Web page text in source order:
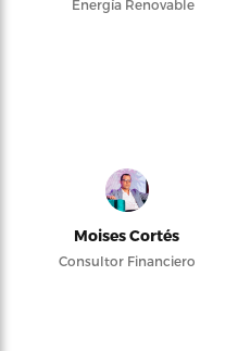
Energía Renovable
Moises Cortés
Consultor Financiero